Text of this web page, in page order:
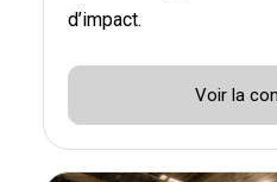
d’impact.
Voir la